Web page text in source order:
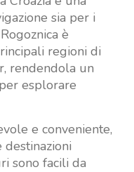
sia per i
è
regioni di
rendendola un
esplorare
e conveniente,
sono facili da